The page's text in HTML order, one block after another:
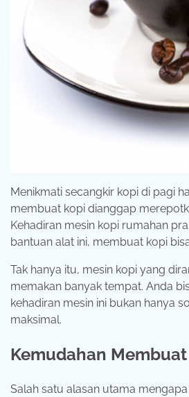
Menikmati secangkir kopi di pagi
membuat kopi dianggap
Kehadiran mesin kopi rumahan
bantuan alat ini, membuat kopi
Tak hanya itu, mesin kopi yang
memakan banyak tempat. Anda
kehadiran mesin ini bukan hanya
maksimal.
Kemudahan
Salah satu alasan utama